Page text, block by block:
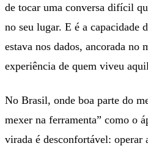
de tocar uma conversa difícil
no seu lugar. E é a capacidade
estava nos dados, ancorada no
experiência de quem viveu
No Brasil, onde boa parte do
mexer na ferramenta” como o
virada é desconfortável: